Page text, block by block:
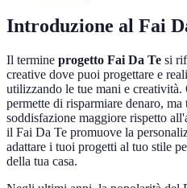
Introduzione al Fai
Il termine progetto Fai Da Te si
creative dove puoi progettare e
utilizzando le tue mani e
permette di risparmiare denaro, ma
soddisfazione maggiore rispetto
il Fai Da Te promuove la
adattare i tuoi progetti al tuo stile
della tua casa.